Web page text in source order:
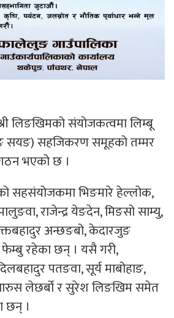
लिङखिमको संयोजकत्वमा लिम्बू
सयङ) सहजिकरण समूहको तम्मर
भएको छ ।
सहसंयोजकमा भिङमारे हेल्लोक,
राजेन्द्र येङदेन, मिङसो साम्यु,
अन्छङबो, केदारजुङ
फेम्बु रहेका छन् । यसै गरी,
पतङवा, सूर्य माबोहाङ,
लेछर्बो र सुरेश लिङखिम समेत
छन् ।